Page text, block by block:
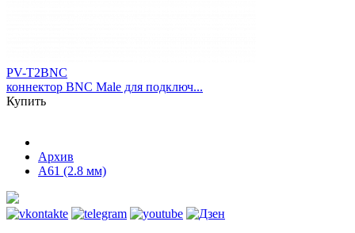
PV-T2BNC
коннектор BNC Male для подключ...
Купить
Архив
A61 (2.8 мм)